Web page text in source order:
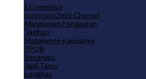
ECommerce
Integrasi Omni-Channel
Manajemen Penawaran
Tagihan
Manajemen Kampanye
PPOB
Reservasi
Janji Temu
Loyalitas